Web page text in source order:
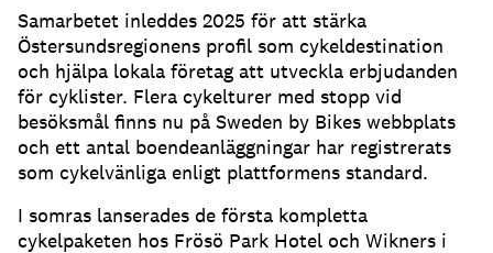
Samarbetet inleddes 2025 för att stärka
Östersundsregionens profil som cykeldestination
och hjälpa lokala företag att utveckla erbjudanden
för cyklister. Flera cykelturer med stopp vid
besöksmål finns nu på Sweden by Bikes webbplats
och ett antal boendeanläggningar har registrerats
som cykelvänliga enligt plattformens standard.
I somras lanserades de första kompletta
cykelpaketen hos Frösö Park Hotel och Wikners i